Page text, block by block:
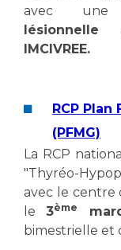
Médecine
Maternité
Vos
Adresser un
Centres de
Plateforme
Presse /
Communiqués
Dossiers de
Médiathèque
avec
IMCIVREE.
RCP
(PFMG)
La RCP
"Thyréo-
avec le centre
le3ème
bimestrielle et